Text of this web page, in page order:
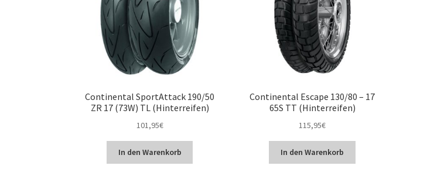
Continental SportAttack 190/50
ZR 17 (73W) TL (Hinterreifen)
101,95€
In den Warenkorb
Continental Escape 130/80 – 17
65S TT (Hinterreifen)
115,95€
In den Warenkorb